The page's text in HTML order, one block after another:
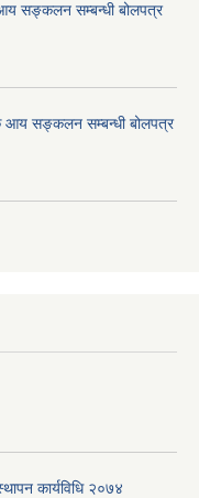
सङ्कलन सम्बन्धी बोलपत्र
आय सङ्कलन सम्बन्धी बोलपत्र
कार्यविधि २०७४